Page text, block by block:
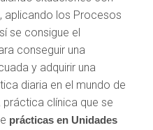
aplicando los Procesos
se consigue el
conseguir una
y adquirir una
diaria en el mundo de
práctica clínica que se
prácticas en Unidades